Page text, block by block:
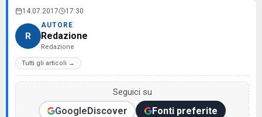
14.07.2017 17:30
R
AUTORE
Redazione
Redazione
Tutti gli articoli →
Seguici su
GoogleDiscover Fonti preferite